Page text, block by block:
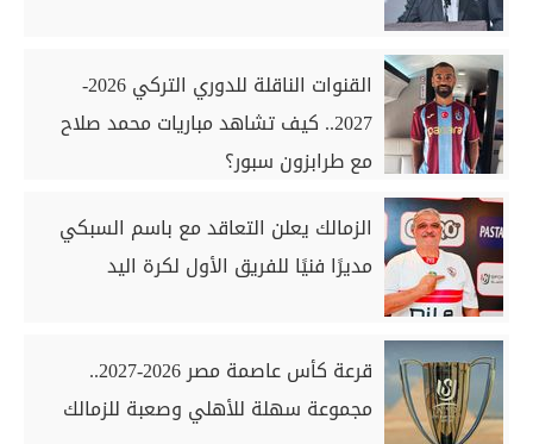
القنوات الناقلة للدوري التركي 2026-
2027.. كيف تشاهد مباريات محمد صلاح
مع طرابزون سبور؟
الزمالك يعلن التعاقد مع باسم السبكي
مديرًا فنيًا للفريق الأول لكرة اليد
قرعة كأس عاصمة مصر 2026-2027..
مجموعة سهلة للأهلي وصعبة للزمالك